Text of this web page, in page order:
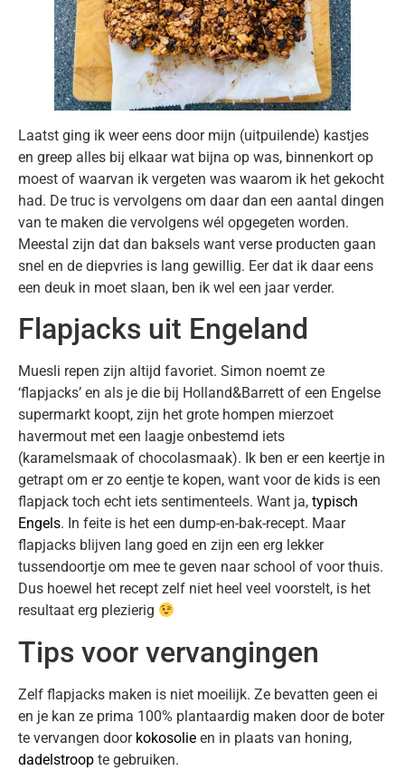
Laatst ging ik weer eens door mijn (uitpuilende) kastjes
en greep alles bij elkaar wat bijna op was, binnenkort op
moest of waarvan ik vergeten was waarom ik het gekocht
had. De truc is vervolgens om daar dan een aantal dingen
van te maken die vervolgens wél opgegeten worden.
Meestal zijn dat dan baksels want verse producten gaan
snel en de diepvries is lang gewillig. Eer dat ik daar eens
een deuk in moet slaan, ben ik wel een jaar verder.
Flapjacks uit Engeland
Muesli repen zijn altijd favoriet. Simon noemt ze
‘flapjacks’ en als je die bij Holland&Barrett of een Engelse
supermarkt koopt, zijn het grote hompen mierzoet
havermout met een laagje onbestemd iets
(karamelsmaak of chocolasmaak). Ik ben er een keertje in
getrapt om er zo eentje te kopen, want voor de kids is een
flapjack toch echt iets sentimenteels. Want ja, typisch
Engels. In feite is het een dump-en-bak-recept. Maar
flapjacks blijven lang goed en zijn een erg lekker
tussendoortje om mee te geven naar school of voor thuis.
Dus hoewel het recept zelf niet heel veel voorstelt, is het
resultaat erg plezierig
Tips voor vervangingen
Zelf flapjacks maken is niet moeilijk. Ze bevatten geen ei
en je kan ze prima 100% plantaardig maken door de boter
te vervangen door kokosolie en in plaats van honing,
dadelstroop te gebruiken.